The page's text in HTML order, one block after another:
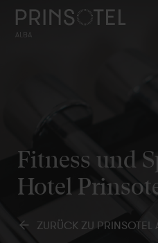
Fitness und
Hotel
ZURÜCK ZU PRINSOTEL